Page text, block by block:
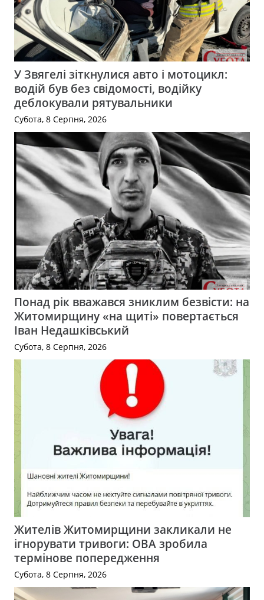
У Звягелі зіткнулися авто і мотоцикл:
водій був без свідомості, водійку
деблокували рятувальники
Субота, 8 Серпня, 2026
Понад рік вважався зниклим безвісти: на
Житомирщину «на щиті» повертається
Іван Недашківський
Субота, 8 Серпня, 2026
Жителів Житомирщини закликали не
ігнорувати тривоги: ОВА зробила
термінове попередження
Субота, 8 Серпня, 2026